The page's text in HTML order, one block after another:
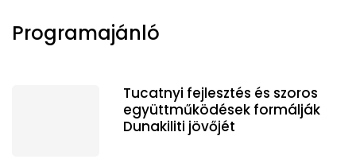
Programajánló
Tucatnyi fejlesztés és szoros
együttműködések formálják
Dunakiliti jövőjét